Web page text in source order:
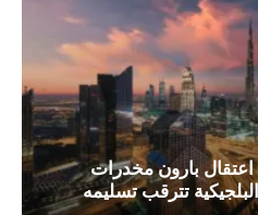
بارون مخدرات
تترقب تسليمه